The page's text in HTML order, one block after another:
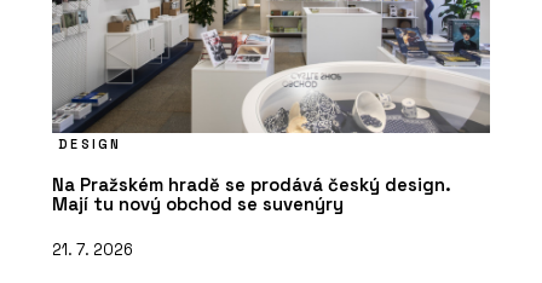
DESIGN
Na Pražském hradě se prodává český design.
Mají tu nový obchod se suvenýry
21. 7. 2026